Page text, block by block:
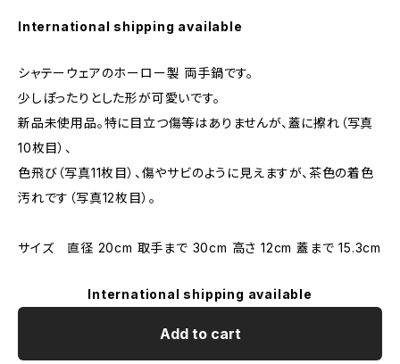
International shipping available
シャテーウェアのホーロー製 両手鍋です。
少しぽったりとした形が可愛いです。
新品未使用品。特に目立つ傷等はありませんが、蓋に擦れ（写真
10枚目）、
色飛び（写真11枚目）、傷やサビのように見えますが、茶色の着色
汚れです（写真12枚目）。
サイズ 直径 20cm 取手まで 30cm 高さ 12cm 蓋まで 15.3cm
International shipping available
Add to cart